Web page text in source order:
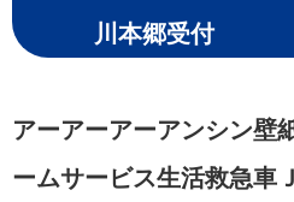
川本郷受付
アーアーアーアンシン壁
ームサービス生活救急車